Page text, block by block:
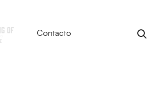
Contacto